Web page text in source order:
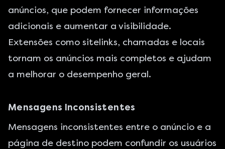
anúncios, que podem fornecer informações
adicionais e aumentar a visibilidade.
Extensões como sitelinks, chamadas e locais
tornam os anúncios mais completos e ajudam
a melhorar o desempenho geral.
Mensagens Inconsistentes
Mensagens inconsistentes entre o anúncio e a
página de destino podem confundir os usuários